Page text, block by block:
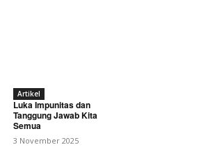
Artikel
Luka Impunitas dan
Tanggung Jawab Kita
Semua
3 November 2025